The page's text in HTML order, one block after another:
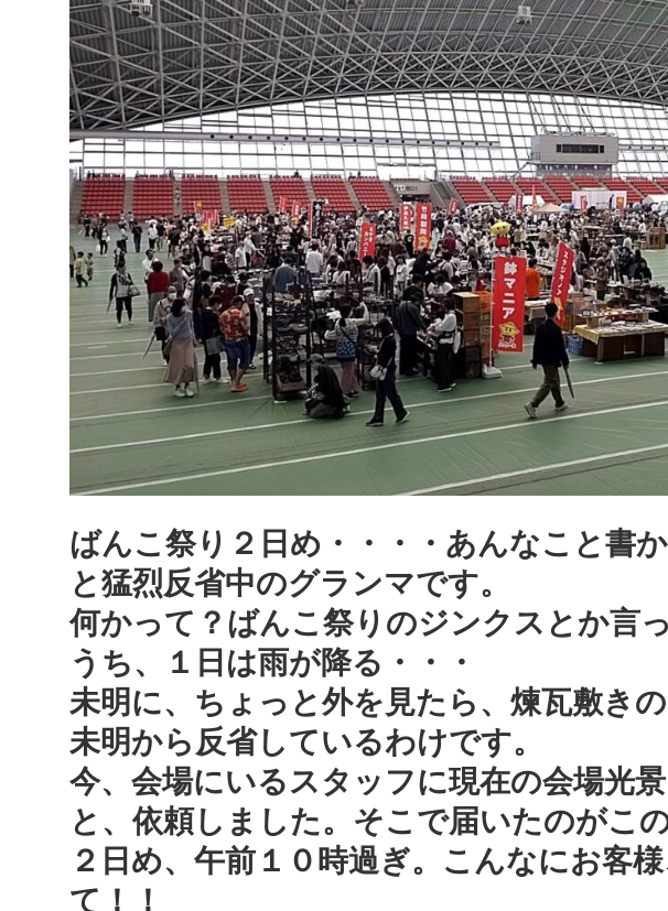
ばんこ祭り２日め・・・・あんなこと書
と猛烈反省中のグランマです。
何かって？ばんこ祭りのジンクスとか言
うち、１日は雨が降る・・・
未明に、ちょっと外を見たら、煉瓦敷き
未明から反省しているわけです。
今、会場にいるスタッフに現在の会場光景
と、依頼しました。そこで届いたのがこの
２日め、午前１０時過ぎ。こんなにお客
て！！